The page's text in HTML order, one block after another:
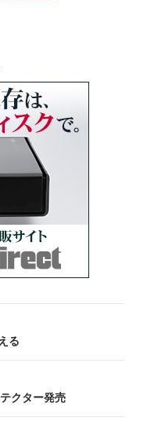
る
クター発売